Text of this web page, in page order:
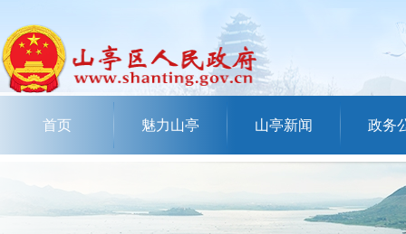
首页 魅力山亭 山亭新闻 政务